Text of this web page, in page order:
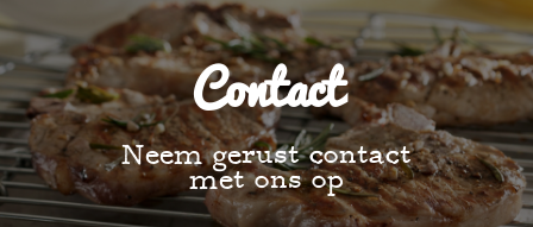
Contact
Neem gerust contact
met ons op